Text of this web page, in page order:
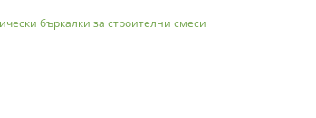
бъркалки за строителни смеси